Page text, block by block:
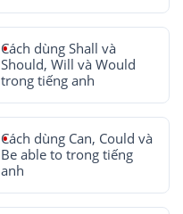
Cách dùng Shall và
Should, Will và Would
trong tiếng anh
Cách dùng Can, Could và
Be able to trong tiếng
anh